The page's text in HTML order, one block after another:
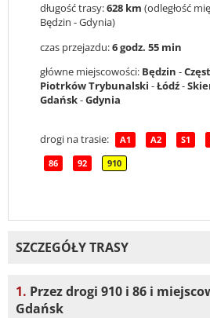
długość trasy:628 km (odległość
Będzin - Gdynia)
czas przejazdu:6 godz. 55 min
główne miejscowości: Będzin -
Piotrków Trybunalski -Łódź-
Gdańsk-Gdynia
drogi na trasie: A1 A2 S1
86 92 910
SZCZEGÓŁY TRASY
1. Przez drogi 910 i 86 i
Gdańsk